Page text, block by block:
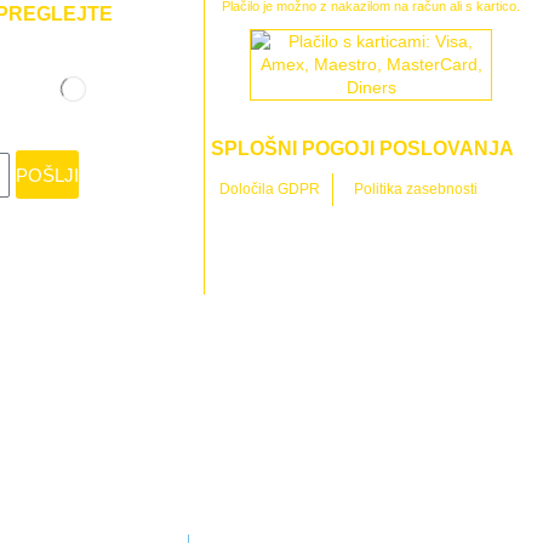
POŠLJI
Plačilo je možno z nakazilom na račun ali s kartico.
SPLOŠNI POGOJI POSLOVANJA
Določila GDPR Politika zasebnosti